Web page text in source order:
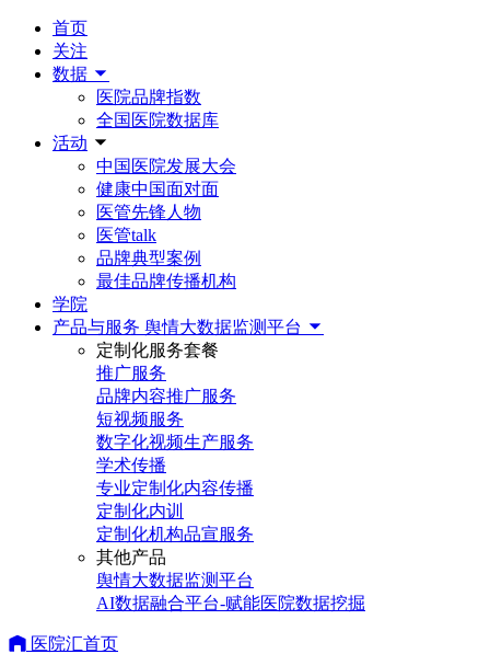
首页
关注
数据
医院品牌指数
全国医院数据库
活动
中国医院发展大会
健康中国面对面
医管先锋人物
医管talk
品牌典型案例
最佳品牌传播机构
学院
产品与服务 舆情大数据监测平台
定制化服务套餐
推广服务
品牌内容推广服务
短视频服务
数字化视频生产服务
学术传播
专业定制化内容传播
定制化内训
定制化机构品宣服务
其他产品
舆情大数据监测平台
AI数据融合平台-赋能医院数据挖掘
医院汇首页